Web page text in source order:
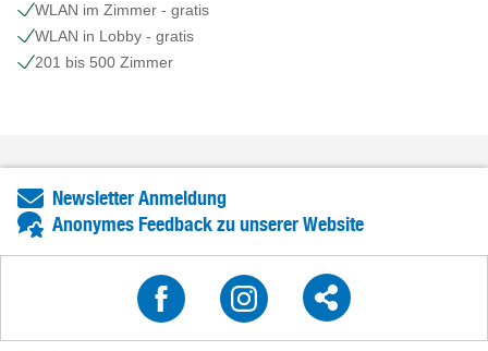
WLAN im Zimmer - gratis
WLAN in Lobby - gratis
201 bis 500 Zimmer
Newsletter Anmeldung
Anonymes Feedback zu unserer Website